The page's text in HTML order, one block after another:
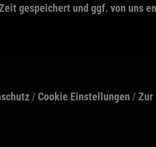
gespeichert und ggf. von uns
/Cookie Einstellungen /Zur